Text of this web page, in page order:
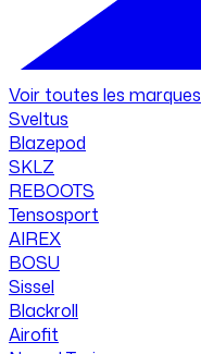
Voir toutes les marques
Sveltus
Blazepod
SKLZ
REBOOTS
Tensosport
AIREX
BOSU
Sissel
Blackroll
Airofit